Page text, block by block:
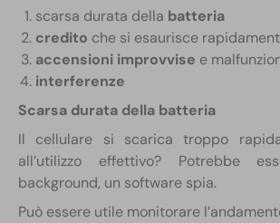
scarsa durata della batteria
credito che si esaurisce
accensioni improvvise e
interferenze
Scarsa durata della batteria
Il cellulare si scarica troppo
all’utilizzo effettivo? Potrebbe
background, un software spia.
Può essere utile monitorare